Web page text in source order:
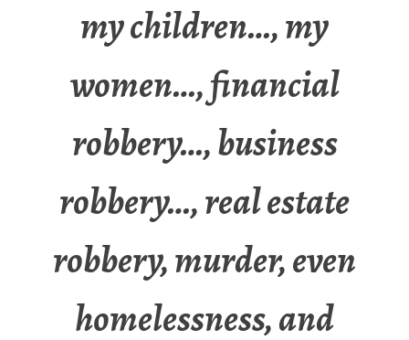
my children…, my
women…, financial
robbery…, business
robbery…, real estate
robbery, murder, even
homelessness, and